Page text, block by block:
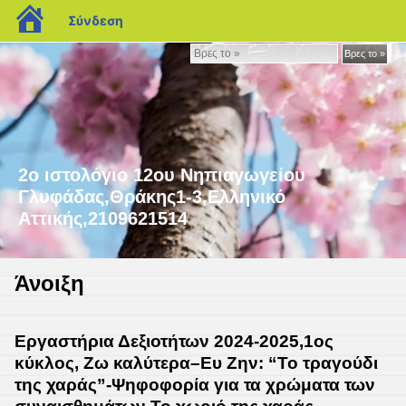
Βρες
το
»
Βρες το »
2ο ιστολόγιο 12ου Νηπιαγωγείου
Γλυφάδας,Θράκης1-3,Ελληνικό
Αττικής,2109621514
Άνοιξη
Εργαστήρια Δεξιοτήτων 2024-2025,1ος
κύκλος, Ζω καλύτερα–Ευ Ζην: “Το τραγούδι
της χαράς”-Ψηφοφορία για τα χρώματα των
blogs.sch.gr
Σύνδεση